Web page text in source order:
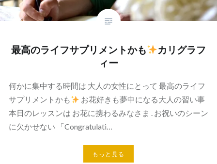
最高のライフサプリメントかも
カリグラフ
ィー
何かに集中する時間は 大人の女性にとって 最高のライフ
サプリメントかも
お花好きも夢中になる大人の習い事
本日のレッスンは お花に携わるみなさま . お祝いのシーン
に欠かせない 「Congratulati…
もっと見る